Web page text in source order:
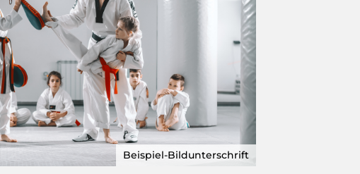
Beispiel-Bildunterschrift